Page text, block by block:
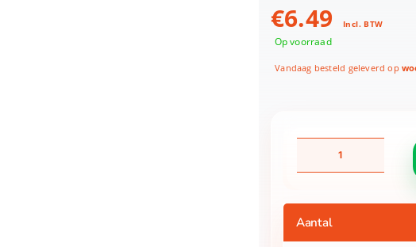
€6.49 Incl. BTW
Op voorraad
Vandaag besteld geleverd op
bio
Theeservies
tea
delig
Aantal